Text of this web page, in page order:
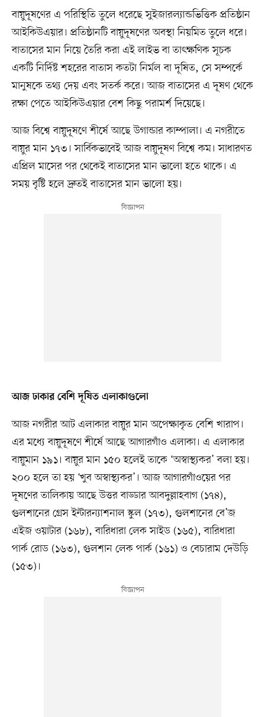
বায়ুদূষণের এ পরিস্থিতি তুলে ধরেছে সুইজারল্যান্ডভিত্তিক প্রতিষ্ঠান
আইকিউএয়ার। প্রতিষ্ঠানটি বায়ুদূষণের অবস্থা নিয়মিত তুলে ধরে।
বাতাসের মান নিয়ে তৈরি করা এই লাইভ বা তাৎক্ষণিক সূচক
একটি নির্দিষ্ট শহরের বাতাস কতটা নির্মল বা দূষিত, সে সম্পর্কে
মানুষকে তথ্য দেয় এবং সতর্ক করে। আজ বাতাসের এ দূষণ থেকে
রক্ষা পেতে আইকিউএয়ার বেশ কিছু পরামর্শ দিয়েছে।
আজ বিশ্বে বায়ুদূষণে শীর্ষে আছে উগান্ডার কাম্পালা। এ নগরীতে
বায়ুর মান ১৭৩। সার্বিকভাবেই আজ বায়ুদূষণ বিশ্বে কম। সাধারণত
এপ্রিল মাসের পর থেকেই বাতাসের মান ভালো হতে থাকে। এ
সময় বৃষ্টি হলে দ্রুতই বাতাসের মান ভালো হয়।
আজ ঢাকার বেশি দূষিত এলাকাগুলো
আজ নগরীর আট এলাকার বায়ুর মান অপেক্ষাকৃত বেশি খারাপ।
এর মধ্যে বায়ুদূষণে শীর্ষে আছে আগারগাঁও এলাকা। এ এলাকার
বায়ুমান ১৯১। বায়ুর মান ১৫০ হলেই তাকে ‘অস্বাস্থ্যকর’ বলা হয়।
২০০ হলে তা হয় ‘খুব অস্বাস্থ্যকর’। আজ আগারগাঁওয়ের পর
দূষণের তালিকায় আছে উত্তর বাড্ডার আবদুল্লাহবাগ (১৭৪),
গুলশানের গ্রেস ইন্টারন্যাশনাল স্কুল (১৭৩), গুলশানের বে’জ
এইজ ওয়াটার (১৬৮), বারিধারা লেক সাইড (১৬৫), বারিধারা
পার্ক রোড (১৬৩), গুলশান লেক পার্ক (১৬১) ও বেচারাম দেউড়ি
(১৫৩)।